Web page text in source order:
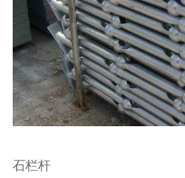
石栏杆